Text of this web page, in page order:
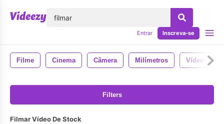
Entrar Inscreva-se
Filme Cinema Câmera Milímetros Vídeo
Filters
Filmar Vídeo De Stock